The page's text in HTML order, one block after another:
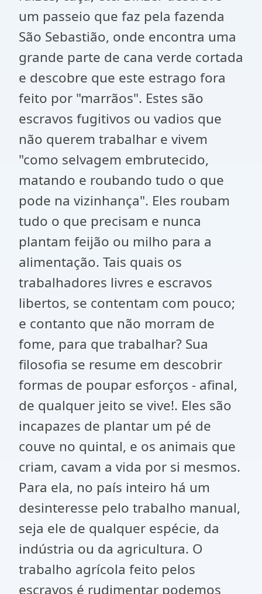
um passeio que faz pela fazenda
São Sebastião, onde encontra uma
grande parte de cana verde cortada
e descobre que este estrago fora
feito por "marrãos". Estes são
escravos fugitivos ou vadios que
não querem trabalhar e vivem
"como selvagem embrutecido,
matando e roubando tudo o que
pode na vizinhança". Eles roubam
tudo o que precisam e nunca
plantam feijão ou milho para a
alimentação. Tais quais os
trabalhadores livres e escravos
libertos, se contentam com pouco;
e contanto que não morram de
fome, para que trabalhar? Sua
filosofia se resume em descobrir
formas de poupar esforços - afinal,
de qualquer jeito se vive!. Eles são
incapazes de plantar um pé de
couve no quintal, e os animais que
criam, cavam a vida por si mesmos.
Para ela, no país inteiro há um
desinteresse pelo trabalho manual,
seja ele de qualquer espécie, da
indústria ou da agricultura. O
trabalho agrícola feito pelos
escravos é rudimentar podemos